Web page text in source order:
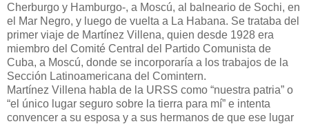
Cherburgo y Hamburgo-, a Moscú, al balneario de Sochi, en
el Mar Negro, y luego de vuelta a La Habana. Se trataba del
primer viaje de Martínez Villena, quien desde 1928 era
miembro del Comité Central del Partido Comunista de
Cuba, a Moscú, donde se incorporaría a los trabajos de la
Sección Latinoamericana del Comintern.
Martínez Villena habla de la URSS como “nuestra patria” o
“el único lugar seguro sobre la tierra para mí” e intenta
convencer a su esposa y a sus hermanos de que ese lugar